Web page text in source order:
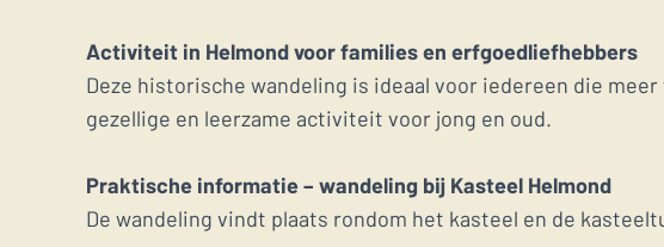
Activiteit in Helmond voor families en erfgoedliefhebbers
Deze historische wandeling is ideaal voor iedereen die
gezellige en leerzame activiteit voor jong en oud.
Praktische informatie – wandeling bij Kasteel Helmond
De wandeling vindt plaats rondom het kasteel en de